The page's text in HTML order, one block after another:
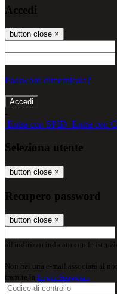
Accedi
button close ×
Password dimenticata?
-
Entra con SPID Entra con
Seleziona utente
button close ×
Recupero password
button close ×
all'indirizzo indicato con le
Non hai una e-mail associata al
tramite la Login Spaggiari